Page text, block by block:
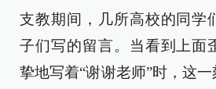
支教期间，几所高校的同学
子们写的留言。当看到上面
挚地写着“谢谢老师”时，这